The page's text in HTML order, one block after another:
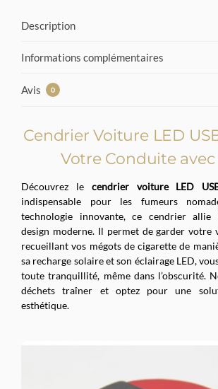
Description
Informations complémentaires
Avis 0
Cendrier Voiture LED
Votre Conduite avec
Découvrez le cendrier voiture LED
indispensable pour les fumeurs
technologie innovante, ce cendrier allie
design moderne. Il permet de garder votre
recueillant vos mégots de cigarette de
sa recharge solaire et son éclairage LED,
toute tranquillité, même dans l’obscurité.
déchets traîner et optez pour une
esthétique.